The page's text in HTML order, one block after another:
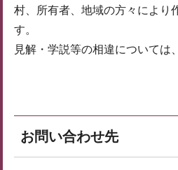
村、所有者、地域の方々により
す。
見解・学説等の相違については
お問い合わせ先